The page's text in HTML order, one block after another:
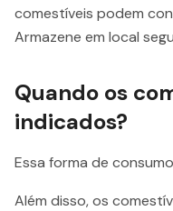
comestíveis podem
Armazene em local
Quando os
indicados?
Essa forma de
Além disso, os